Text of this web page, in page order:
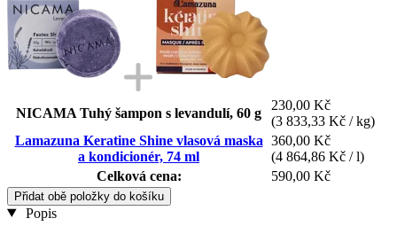
NICAMA Tuhý šampon s levandulí, 60 g
230,00 Kč
(3 833,33 Kč / kg)
Lamazuna Keratine Shine vlasová maska
a kondicionér, 74 ml
360,00 Kč
(4 864,86 Kč / l)
Celková cena:
590,00 Kč
Přidat obě položky do košíku
Popis